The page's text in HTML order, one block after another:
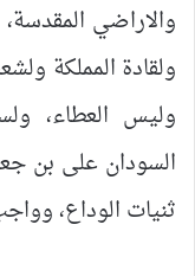
والاراضي
ولقادة المملكة
وليس العطاء،
السودان على بن
ثنيات الوداع،